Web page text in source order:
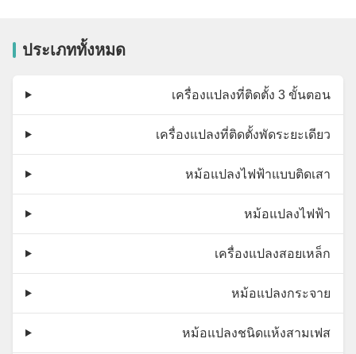
ประเภททั้งหมด
เครื่องแปลงที่ติดตั้ง 3 ขั้นตอน
เครื่องแปลงที่ติดตั้งพัดระยะเดียว
หม้อแปลงไฟฟ้าแบบติดเสา
หม้อแปลงไฟฟ้า
เครื่องแปลงสอยเหล็ก
หม้อแปลงกระจาย
หม้อแปลงชนิดแห้งสามเฟส